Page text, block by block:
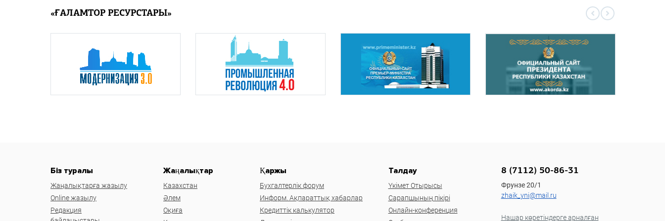
«ҒАЛАМТОР РЕСУРСТАРЫ»
Біз туралы
Жаңалықтарға жазылу
Online жазылу
Редакция
Жаңалықтар
Казахстан
Әлем
Оқиға
Қаржы
Бухгалтерлік форум
Информ. Ақпараттық хабарлар
Кредиттік калькулятор
Талдау
Үкімет Отырысы
Сарапшының пікірі
Онлайн-конференция
8 (7112) 50-86-31
Фрунзе 20/1
zhaik_yni@mail.ru
Нашар көретіндерге арналған